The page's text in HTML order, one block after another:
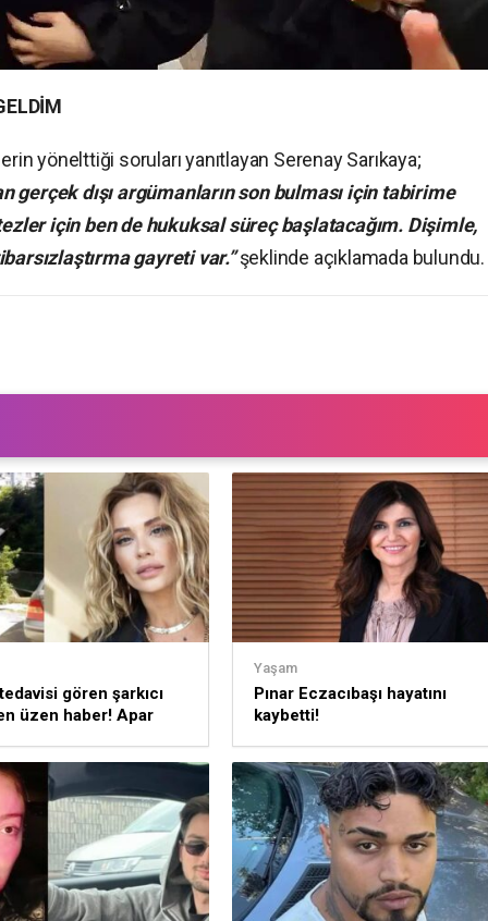
yönelttiği soruları yanıtlayan Serenay Sarıkaya;
gerçek dışı argümanların son bulması için tabirime
için ben de hukuksal süreç başlatacağım. Dişimle,
gayreti var.”şeklinde açıklamada bulundu.
gören şarkıcı
üzen haber! Apar
Yaşam
Pınar Eczacıbaşı hayatını
kaybetti!